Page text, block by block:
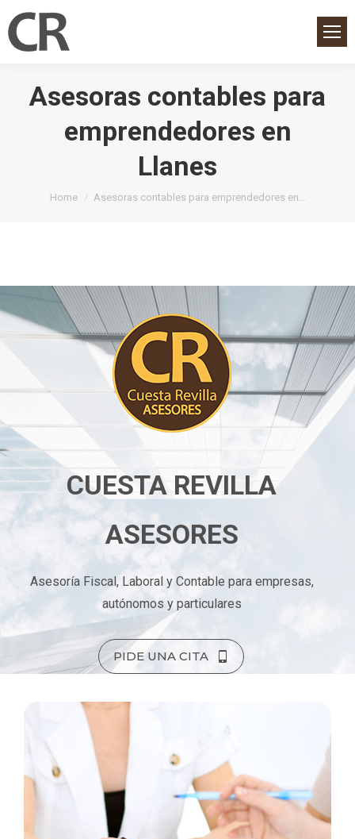
Asesoras contables para
emprendedores en
Llanes
You are here:
Home Asesoras contables para emprendedores en…
CUESTA REVILLA
ASESORES
Asesoría Fiscal, Laboral y Contable para empresas,
autónomos y particulares
PIDE UNA CITA